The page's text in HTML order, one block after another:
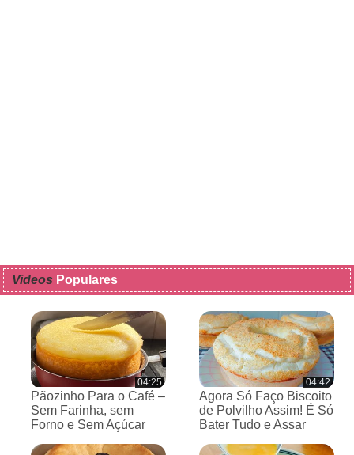
Videos Populares
04:25
Pãozinho Para o Café –
Sem Farinha, sem
Forno e Sem Açúcar
04:42
Agora Só Faço Biscoito
de Polvilho Assim! É Só
Bater Tudo e Assar